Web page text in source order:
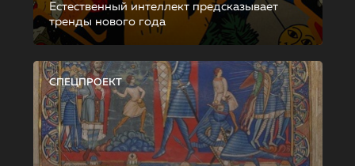
Естественный интеллект предсказывает
тренды нового года
СПЕЦПРОЕКТ